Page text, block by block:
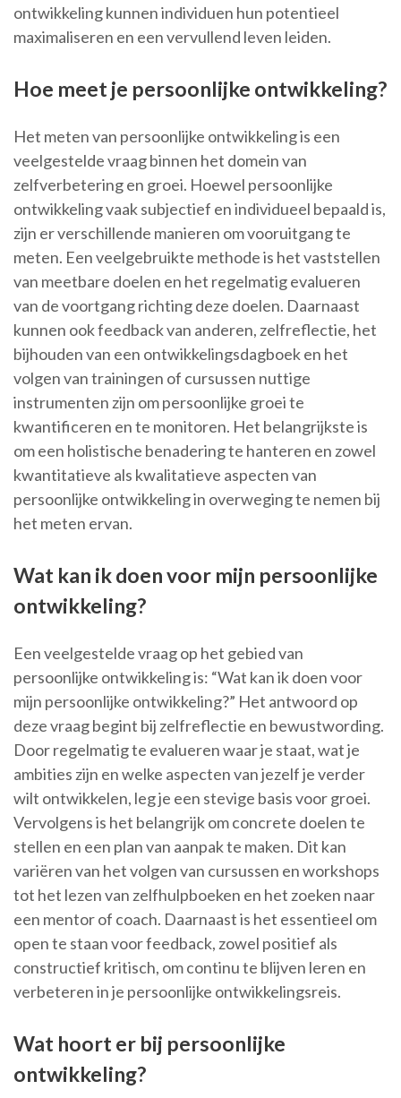
ontwikkeling kunnen individuen hun potentieel
maximaliseren en een vervullend leven leiden.
Hoe meet je persoonlijke ontwikkeling?
Het meten van persoonlijke ontwikkeling is een
veelgestelde vraag binnen het domein van
zelfverbetering en groei. Hoewel persoonlijke
ontwikkeling vaak subjectief en individueel bepaald is,
zijn er verschillende manieren om vooruitgang te
meten. Een veelgebruikte methode is het vaststellen
van meetbare doelen en het regelmatig evalueren
van de voortgang richting deze doelen. Daarnaast
kunnen ook feedback van anderen, zelfreflectie, het
bijhouden van een ontwikkelingsdagboek en het
volgen van trainingen of cursussen nuttige
instrumenten zijn om persoonlijke groei te
kwantificeren en te monitoren. Het belangrijkste is
om een holistische benadering te hanteren en zowel
kwantitatieve als kwalitatieve aspecten van
persoonlijke ontwikkeling in overweging te nemen bij
het meten ervan.
Wat kan ik doen voor mijn persoonlijke
ontwikkeling?
Een veelgestelde vraag op het gebied van
persoonlijke ontwikkeling is: “Wat kan ik doen voor
mijn persoonlijke ontwikkeling?” Het antwoord op
deze vraag begint bij zelfreflectie en bewustwording.
Door regelmatig te evalueren waar je staat, wat je
ambities zijn en welke aspecten van jezelf je verder
wilt ontwikkelen, leg je een stevige basis voor groei.
Vervolgens is het belangrijk om concrete doelen te
stellen en een plan van aanpak te maken. Dit kan
variëren van het volgen van cursussen en workshops
tot het lezen van zelfhulpboeken en het zoeken naar
een mentor of coach. Daarnaast is het essentieel om
open te staan voor feedback, zowel positief als
constructief kritisch, om continu te blijven leren en
verbeteren in je persoonlijke ontwikkelingsreis.
Wat hoort er bij persoonlijke
ontwikkeling?